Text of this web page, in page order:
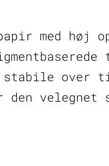
med høj
stabile
velegnet